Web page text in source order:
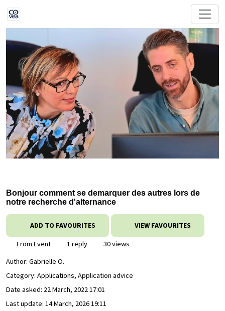
Bonjour comment se demarquer des autres lors de
notre recherche d'alternance
ADD TO FAVOURITES VIEW FAVOURITES
From Event 1 reply
30 views
Author: Gabrielle O.
Category: Applications, Application advice
Date asked: 22 March, 2022 17:01
Last update: 14 March, 2026 19:11